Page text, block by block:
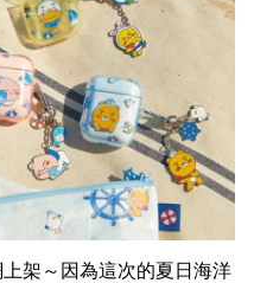
上架～因為這次的夏日海洋